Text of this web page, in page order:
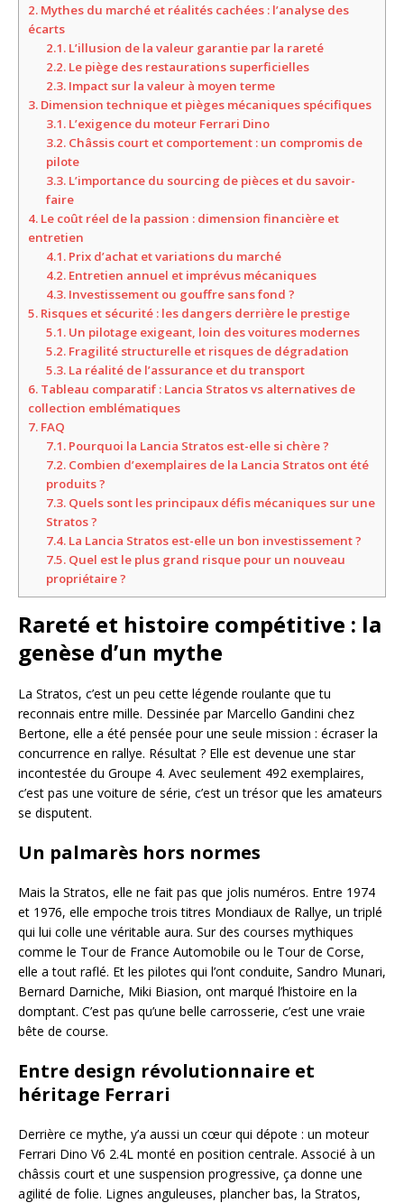
2. Mythes du marché et réalités cachées : l’analyse des
écarts
2.1.L’illusion de la valeur garantie par la rareté
2.2.Le piège des restaurations superficielles
2.3.Impact sur la valeur à moyen terme
3. Dimension technique et pièges mécaniques spécifiques
3.1.L’exigence du moteur Ferrari Dino
3.2.Châssis court et comportement : un compromis de
pilote
3.3.L’importance du sourcing de pièces et du savoir-
faire
4. Le coût réel de la passion : dimension financière et
entretien
4.1.Prix d’achat et variations du marché
4.2.Entretien annuel et imprévus mécaniques
4.3.Investissement ou gouffre sans fond ?
5. Risques et sécurité : les dangers derrière le prestige
5.1.Un pilotage exigeant, loin des voitures modernes
5.2.Fragilité structurelle et risques de dégradation
5.3.La réalité de l’assurance et du transport
6. Tableau comparatif : Lancia Stratos vs alternatives de
collection emblématiques
7. FAQ
7.1.Pourquoi la Lancia Stratos est-elle si chère ?
7.2.Combien d’exemplaires de la Lancia Stratos ont été
produits ?
7.3.Quels sont les principaux défis mécaniques sur une
Stratos ?
7.4.La Lancia Stratos est-elle un bon investissement ?
7.5.Quel est le plus grand risque pour un nouveau
propriétaire ?
Rareté et histoire compétitive : la
genèse d’un mythe
La Stratos, c’est un peu cette légende roulante que tu
reconnais entre mille. Dessinée par Marcello Gandini chez
Bertone, elle a été pensée pour une seule mission : écraser la
concurrence en rallye. Résultat ? Elle est devenue une star
incontestée du Groupe 4. Avec seulement 492 exemplaires,
c’est pas une voiture de série, c’est un trésor que les amateurs
se disputent.
Un palmarès hors normes
Mais la Stratos, elle ne fait pas que jolis numéros. Entre 1974
et 1976, elle empoche trois titres Mondiaux de Rallye, un triplé
qui lui colle une véritable aura. Sur des courses mythiques
comme le Tour de France Automobile ou le Tour de Corse,
elle a tout raflé. Et les pilotes qui l’ont conduite, Sandro Munari,
Bernard Darniche, Miki Biasion, ont marqué l’histoire en la
domptant. C’est pas qu’une belle carrosserie, c’est une vraie
bête de course.
Entre design révolutionnaire et
héritage Ferrari
Derrière ce mythe, y’a aussi un cœur qui dépote : un moteur
Ferrari Dino V6 2.4L monté en position centrale. Associé à un
châssis court et une suspension progressive, ça donne une
agilité de folie. Lignes anguleuses, plancher bas, la Stratos,